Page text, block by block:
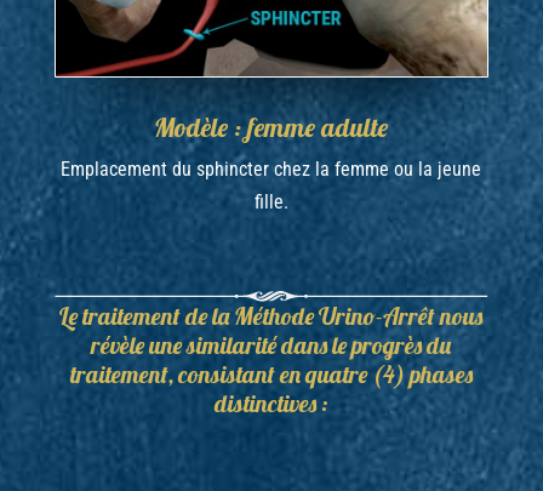
Modèle : femme adulte
Emplacement du sphincter chez la femme ou la jeune
fille.
Le traitement de la Méthode Urino-Arrêt nous
révèle une similarité dans le progrès du
traitement, consistant en quatre (4) phases
distinctives :